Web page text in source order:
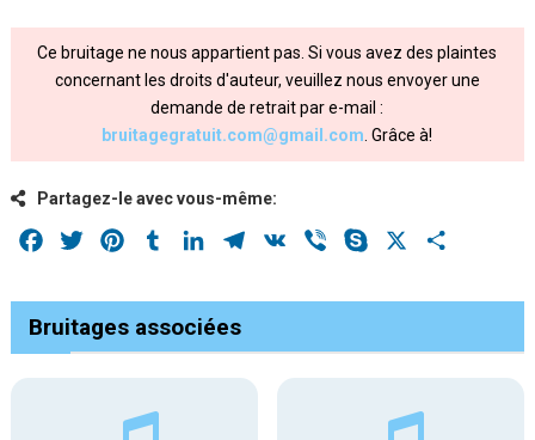
Ce bruitage ne nous appartient pas. Si vous avez des plaintes
concernant les droits d'auteur, veuillez nous envoyer une
demande de retrait par e-mail :
bruitagegratuit.com@gmail.com . Grâce à!
Partagez-le avec vous-même:
Facebook
Twitter PinterestTumblrLinkedInTelegram
VK Viber Skype
Bruitages associées